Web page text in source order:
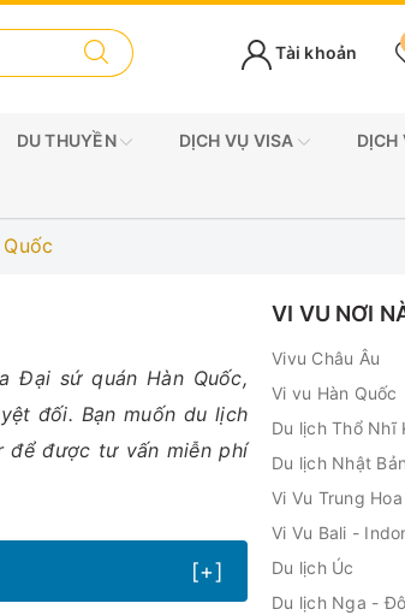
Tài khoản
DU THUYỀN DỊCH VỤ VISA DỊCH
Đại sứ quán Hàn Quốc,
đối. Bạn muốn du lịch
để được tư vấn miễn phí
[+]
VI VU NƠI
Vivu Châu Âu
Vi vu Hàn Quốc
Du lịch Thổ Nhĩ
Du lịch Nhật Bản
Vi Vu Trung Hoa
Vi Vu Bali -
Du lịch Úc
Du lịch Nga -